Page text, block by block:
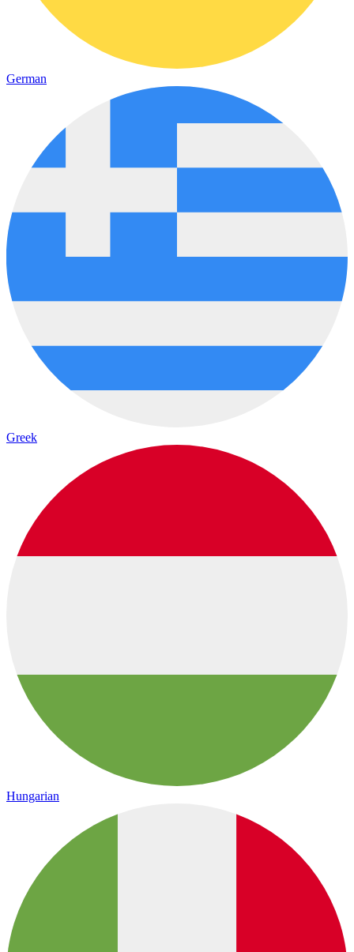
German
Greek
Hungarian